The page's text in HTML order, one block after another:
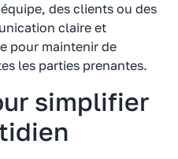
des clients ou des
claire et
pour maintenir de
les parties prenantes.
simplifier